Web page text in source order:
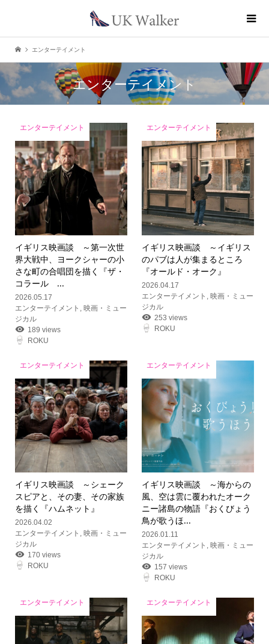
エンターテイメント
エンターテイメント
エンターテイメント
イギリス映画談 ～第一次世
界大戦中、ヨークシャーの小
さな町の合唱団を描く『ザ・
コラール ...
2026.05.17
エンターテイメント
映画・ミュー
ジカル
189 views
ROKU
エンターテイメント
イギリス映画談 ～イギリス
のパブは人が集まるところ
『オールド・オーク』
2026.04.17
エンターテイメント
,映画・ミュー
ジカル
253 views
ROKU
エンターテイメント
イギリス映画談 ～シェーク
スピアと、その妻、その家族
を描く『ハムネット』
2026.04.02
エンターテイメント , 映画・ミュー
ジカル
170 views
ROKU
エンターテイメント
イギリス映画談 ～海からの
風、空は雲に覆われたオーク
ニー諸島の物語『おくびょう
鳥が歌うほ...
2026.01.11
エンターテイメント , 映画・ミュー
ジカル
157 views
ROKU
エンターテイメント エンターテイメント